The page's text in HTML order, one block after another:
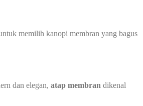
memilih kanopi membran yang bagus
dan elegan, atap membran dikenal